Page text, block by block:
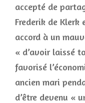
accepté de
Frederik de Klerk
accord à un
« d’avoir laissé
favorisé
ancien mari
d’être devenu «